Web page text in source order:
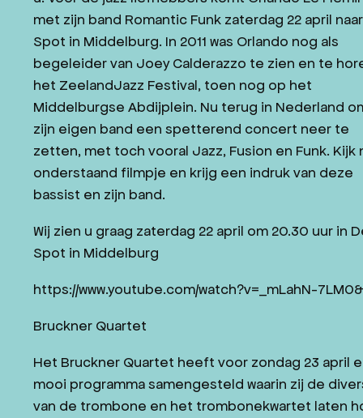
met zijn band Romantic Funk zaterdag 22 april
Spot in Middelburg. In 2011 was Orlando nog als
begeleider van Joey Calderazzo te zien en te
het ZeelandJazz Festival, toen nog op het
Middelburgse Abdijplein. Nu terug in Nederland
zijn eigen band een spetterend concert neer te
zetten, met toch vooral Jazz, Fusion en Funk. Kijk
onderstaand filmpje en krijg een indruk van deze
bassist en zijn band.
Wij zien u graag zaterdag 22 april om 20.30 uur in
Spot in Middelburg
https://www.youtube.com/watch?v=_mLahN-
Bruckner Quartet
Het Bruckner Quartet heeft voor zondag 23 april
mooi programma samengesteld waarin zij de
van de trombone en het trombonekwartet laten